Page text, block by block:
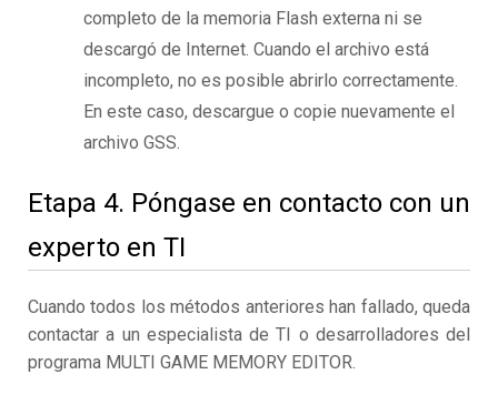
completo de la memoria Flash externa ni se
descargó de Internet. Cuando el archivo está
incompleto, no es posible abrirlo correctamente.
En este caso, descargue o copie nuevamente el
archivo GSS.
Etapa 4. Póngase en contacto con un
experto en TI
Cuando todos los métodos anteriores han fallado, queda
contactar a un especialista de TI o desarrolladores del
programa MULTI GAME MEMORY EDITOR.